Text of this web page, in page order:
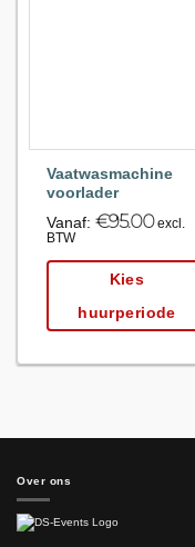
Vaatwasmachine
voorlader
Vanaf:€95.00excl.
BTW
Kies
huurperiode
Over ons